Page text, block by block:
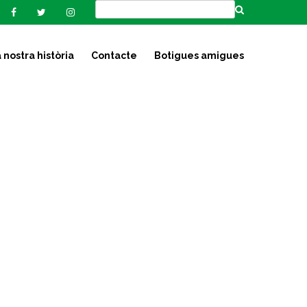
nostra història Contacte Botigues amigues